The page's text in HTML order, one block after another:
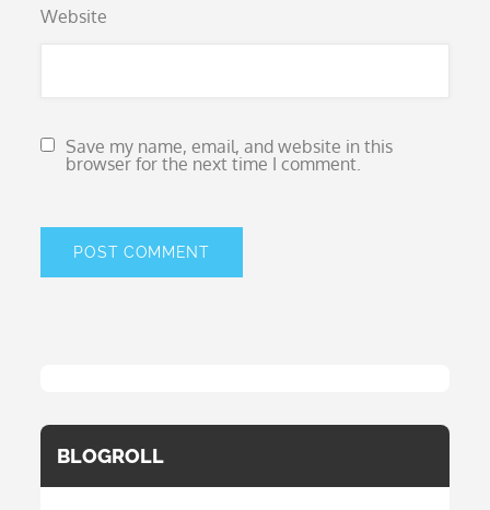
Website
Save my name, email, and website in this
browser for the next time I comment.
BLOGROLL